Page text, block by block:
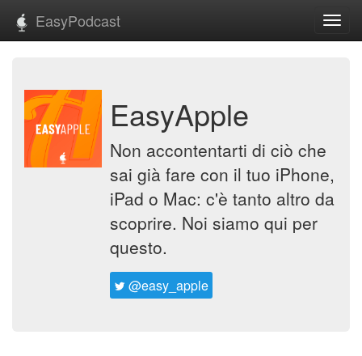
EasyPodcast
EasyApple
Non accontentarti di ciò che
sai già fare con il tuo iPhone,
iPad o Mac: c'è tanto altro da
scoprire. Noi siamo qui per
questo.
@easy_apple